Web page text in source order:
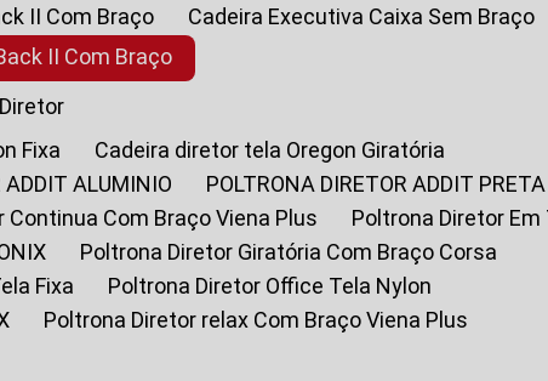
II Com Braço
Cadeira Executiva Caixa Sem Braço
II Com Braço
Diretor
Fixa
Cadeira diretor tela Oregon Giratória
ADDIT ALUMINIO
POLTRONA DIRETOR ADDIT PRETA
Continua Com Braço Viena Plus
Poltrona Diretor
Poltrona Diretor Giratória Com Braço Corsa
Fixa
Poltrona Diretor Office Tela Nylon
Poltrona Diretor relax Com Braço Viena Plus